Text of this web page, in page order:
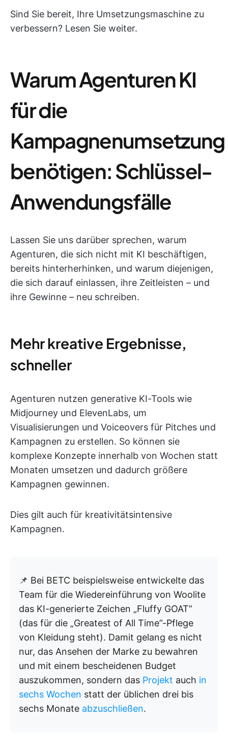
Sind Sie bereit, Ihre Umsetzungsmaschine zu
verbessern? Lesen Sie weiter.
Warum Agenturen KI
für die
Kampagnenumsetzung
benötigen: Schlüssel-
Anwendungsfälle
Lassen Sie uns darüber sprechen, warum
Agenturen, die sich nicht mit KI beschäftigen,
bereits hinterherhinken, und warum diejenigen,
die sich darauf einlassen, ihre Zeitleisten – und
ihre Gewinne – neu schreiben.
Mehr kreative Ergebnisse,
schneller
Agenturen nutzen generative KI-Tools wie
Midjourney und ElevenLabs, um
Visualisierungen und Voiceovers für Pitches und
Kampagnen zu erstellen. So können sie
komplexe Konzepte innerhalb von Wochen statt
Monaten umsetzen und dadurch größere
Kampagnen gewinnen.
Dies gilt auch für kreativitätsintensive
Kampagnen.
📌 Bei BETC beispielsweise entwickelte das
Team für die Wiedereinführung von Woolite
das KI-generierte Zeichen „Fluffy GOAT”
(das für die „Greatest of All Time”-Pflege
von Kleidung steht). Damit gelang es nicht
nur, das Ansehen der Marke zu bewahren
und mit einem bescheidenen Budget
auszukommen, sondern das Projekt auch in
sechs Wochen statt der üblichen drei bis
sechs Monate abzuschließen.